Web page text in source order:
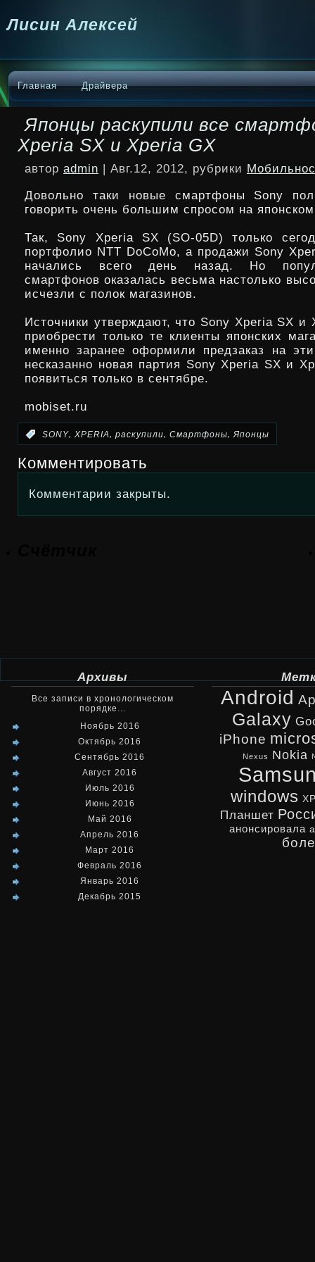
Лисин Алексей
Главная Драйвера
Японцы раскупили все
Xperia SX и Xperia GX
автор admin | Авг.12, 2012, рубрики
Довольно таки новые смартфоны Sony
говорить очень большим спросом на
Так, Sony Xperia SX (SO-05D) только
портфолио NTT DoCoMo, а продажи Sony
начались всего день назад. Но
смартфоновоказалась весьма настолько
исчезли с полок магазинов.
Источники утверждают, что Sony Xperia SX и
приобрести только те клиенты японских
именно заранее оформили предзаказ на
несказанно новая партия Sony Xperia SX и
появиться только в сентябре.
mobiset.ru
SONY, XPERIA, раскупили, Смартфоны, Японцы
Комментировать
Комментарии закрыты.
Архивы
Все записи в хронологическом
порядке...
Ноябрь 2016
Октябрь 2016
Сентябрь 2016
Август 2016
Июль 2016
Июнь 2016
Май 2016
Апрель 2016
Март 2016
Февраль 2016
Январь 2016
Декабрь 2015
Android
Galaxy
iPhone
Nexus Nokia
windows
Планшет
анонсировала